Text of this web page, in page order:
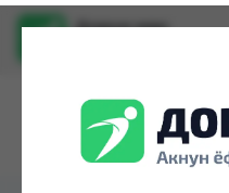
Доруи ман